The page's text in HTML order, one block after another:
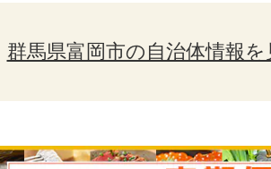
群馬県富岡市の自治体情報を